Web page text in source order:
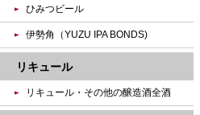
ひみつビール
伊勢角（YUZU IPA BONDS)
リキュール
リキュール・その他の醸造酒全酒